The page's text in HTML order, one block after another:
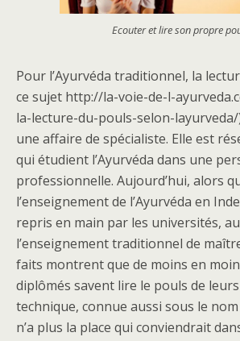
Ecouter et lire son propre
Pour l’Ayurvéda traditionnel, la
ce sujet http://la-voie-de-l-
la-lecture-du-pouls-selon-
une affaire de spécialiste. Elle est
qui étudient l’Ayurvéda dans une
professionnelle. Aujourd’hui, alors
l’enseignement de l’Ayurvéda en
repris en main par les universités,
l’enseignement traditionnel de
faits montrent que de moins en
diplômés savent lire le pouls de
technique, connue aussi sous le
n’a plus la place qui conviendrait